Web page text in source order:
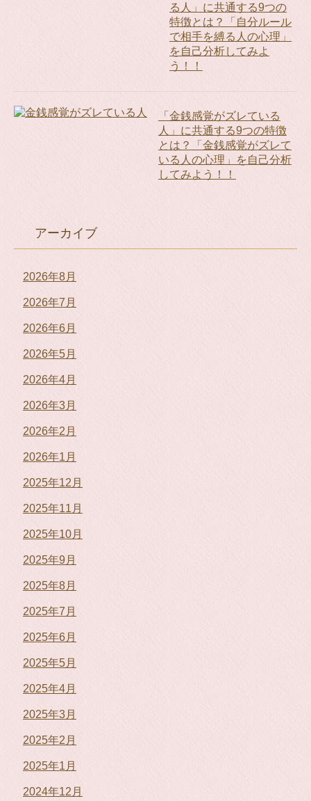
る人」に共通する9つの
特徴とは？「自分ルール
で相手を縛る人の心理」
を自己分析してみよ
う！！
「金銭感覚がズレている
人」に共通する9つの特徴
とは？「金銭感覚がズレて
いる人の心理」を自己分析
してみよう！！
アーカイブ
2026年8月
2026年7月
2026年6月
2026年5月
2026年4月
2026年3月
2026年2月
2026年1月
2025年12月
2025年11月
2025年10月
2025年9月
2025年8月
2025年7月
2025年6月
2025年5月
2025年4月
2025年3月
2025年2月
2025年1月
2024年12月